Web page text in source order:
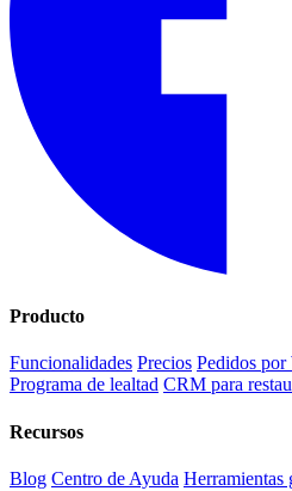
Producto
Funcionalidades Precios Pedidos
Programa de lealtad CRM para
Recursos
Blog Centro de Ayuda Herramientas